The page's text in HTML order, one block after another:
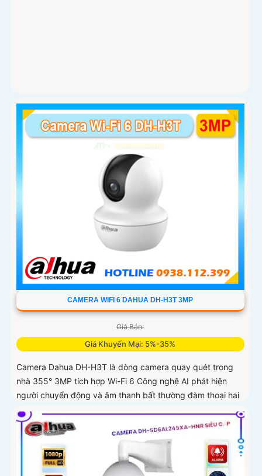
CAMERA WIFI 6 DAHUA DH-H3T 3MP
Giá Bán:
Giá Khuyến Mại: 5%-35%
Camera Dahua DH-H3T là dòng camera quay quét trong
nhà 355° 3MP tích hợp Wi-Fi 6 Công nghệ AI phát hiện
người chuyển động và âm thanh bất thường đàm thoại hai
chiều, hồng ngoại tầm xa ban đêm 10m hỗ trợ thẻ nhớ
MicroSD 256GB ONVIF và điều khiển từ xa qua ứng dụng
DMSS